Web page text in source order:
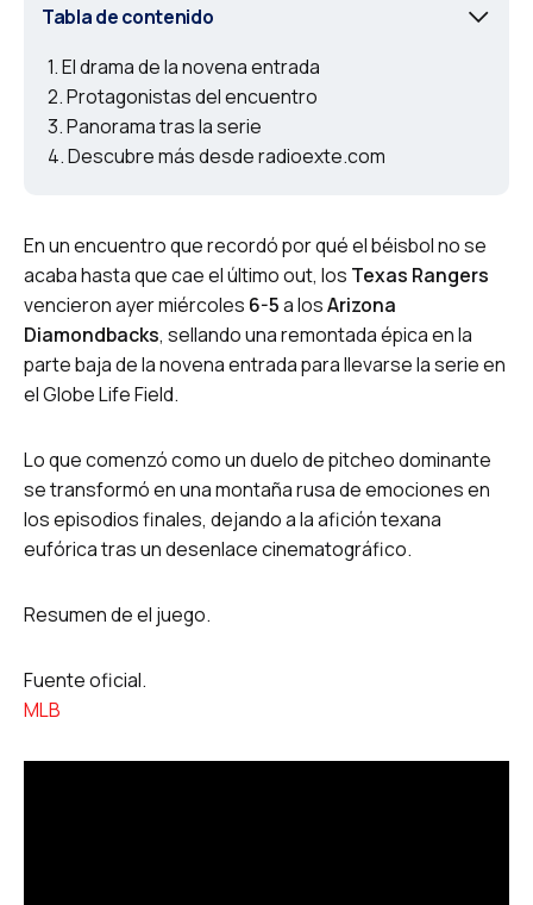
Tabla de contenido
El drama de la novena entrada
Protagonistas del encuentro
Panorama tras la serie
Descubre más desde radioexte.com
En un encuentro que recordó por qué el béisbol no se
acaba hasta que cae el último out, los Texas Rangers
vencieron ayer miércoles 6-5a losArizona
Diamondbacks, sellando una remontada épica en la
parte baja de la novena entrada para llevarse la serie en
el Globe Life Field.
Lo que comenzó como un duelo de pitcheo dominante
se transformó en una montaña rusa de emociones en
los episodios finales, dejando a la afición texana
eufórica tras un desenlace cinematográfico.
Resumen de el juego.
Fuente oficial.
MLB